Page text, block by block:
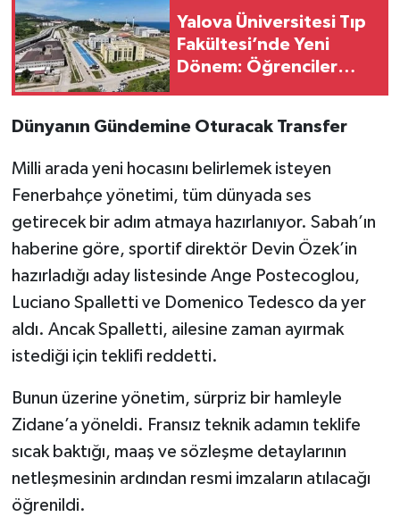
Yalova Üniversitesi Tıp
Fakültesi’nde Yeni
Dönem: Öğrenciler
Dünyanın Gündemine Oturacak Transfer
Milli arada yeni hocasını belirlemek isteyen
Fenerbahçe yönetimi, tüm dünyada ses
getirecek bir adım atmaya hazırlanıyor. Sabah’ın
haberine göre, sportif direktör Devin Özek’in
hazırladığı aday listesinde Ange Postecoglou,
Luciano Spalletti ve Domenico Tedesco da yer
aldı. Ancak Spalletti, ailesine zaman ayırmak
istediği için teklifi reddetti.
Bunun üzerine yönetim, sürpriz bir hamleyle
Zidane’a yöneldi. Fransız teknik adamın teklife
sıcak baktığı, maaş ve sözleşme detaylarının
netleşmesinin ardından resmi imzaların atılacağı
öğrenildi.